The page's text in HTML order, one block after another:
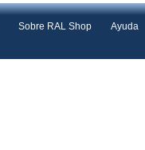
Sobre RAL Shop Ayuda